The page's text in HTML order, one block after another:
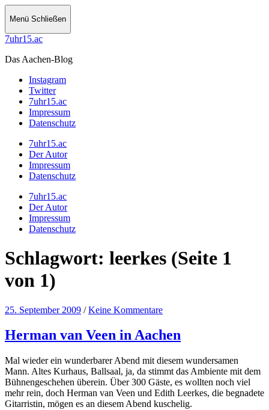
Menü Schließen
7uhr15.ac
Das Aachen-Blog
Instagram
Twitter
7uhr15.ac
Impressum
Datenschutz
7uhr15.ac
Der Autor
Impressum
Datenschutz
7uhr15.ac
Der Autor
Impressum
Datenschutz
Schlagwort: leerkes (Seite 1
von 1)
25. September 2009 / Keine Kommentare
Herman van Veen in Aachen
Mal wieder ein wunderbarer Abend mit diesem wundersamen
Mann. Altes Kurhaus, Ballsaal, ja, da stimmt das Ambiente mit dem
Bühnengeschehen überein. Über 300 Gäste, es wollten noch viel
mehr rein, doch Herman van Veen und Edith Leerkes, die begnadete
Gitarristin, mögen es an diesem Abend kuschelig.